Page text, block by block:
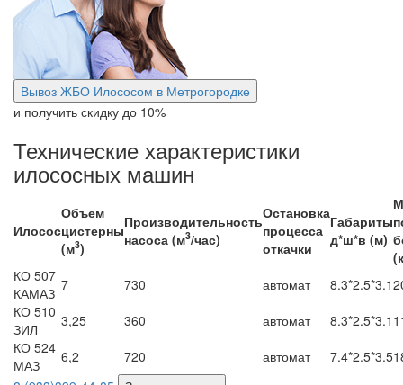
Вывоз ЖБО Илососом в Метрогородке
и получить скидку до 10%
Технические характеристики
илососных машин
Илосос
Объем
цистерны
(м3)
Производительность
насоса (м3/час)
Остановка
процесса
откачки
Габариты
д*ш*в (м)
КО 507
КАМАЗ 7 730 автомат 8.3*2.5*3.1
КО 510
ЗИЛ
3,25 360 автомат 8.3*2.5*3.1
КО 524
МАЗ
6,2 720 автомат 7.4*2.5*3.5